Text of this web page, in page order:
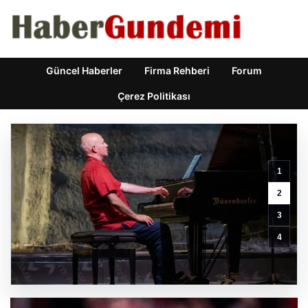
Güncel Haberler Firma Rehberi Forum
Çerez Politikası
1
2
3
4
Açık
Hava
Mekanlarında
Estetik
ve
bahçe
mutfağı
Çözümleri